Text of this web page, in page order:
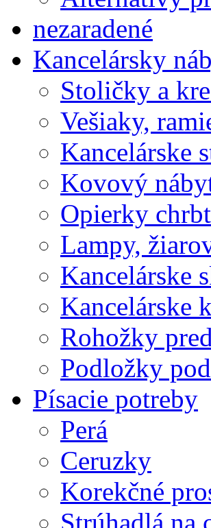
nezaradené
Kancelársky
Stoličky a
Vešiaky,
Kancelárske
Kovový
Opierky
Lampy,
Kancelárske
Kancelárske
Rohožky
Podložky
Písacie potreby
Perá
Ceruzky
Korekčné
Strúhadlá na